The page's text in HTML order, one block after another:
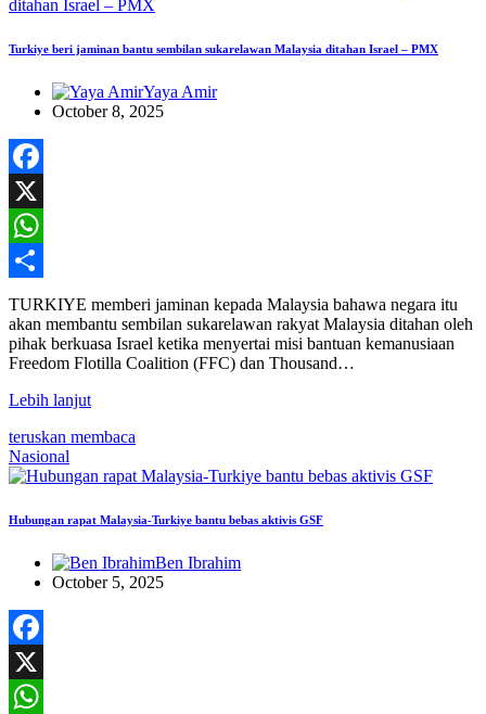
Turkiye beri jaminan bantu sembilan sukarelawan Malaysia ditahan Israel – PMX
Yaya Amir
October 8, 2025
Facebook
X
WhatsApp
Share
TURKIYE memberi jaminan kepada Malaysia bahawa negara itu
akan membantu sembilan sukarelawan rakyat Malaysia ditahan oleh
pihak berkuasa Israel ketika menyertai misi bantuan kemanusiaan
Freedom Flotilla Coalition (FFC) dan Thousand…
Lebih lanjut
teruskan membaca
Nasional
Hubungan rapat Malaysia-Turkiye bantu bebas aktivis GSF
Ben Ibrahim
October 5, 2025
Facebook
X